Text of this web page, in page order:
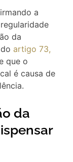
a
da
artigo 73,
que o
é causa de
da